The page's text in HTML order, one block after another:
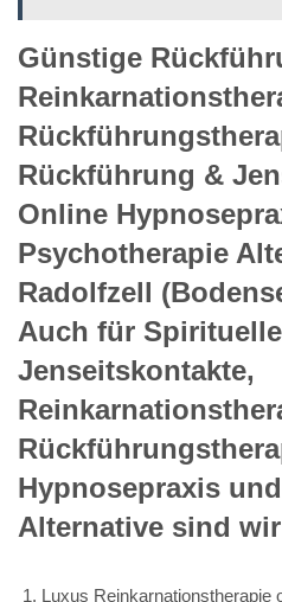
Günstige
Rückführung &
Online
Psychotherapie
Radolfzell
Auch für
Jenseitskontakte,
Hypnosepraxis
Alternative sind
Luxus Reinkarnationstherapie